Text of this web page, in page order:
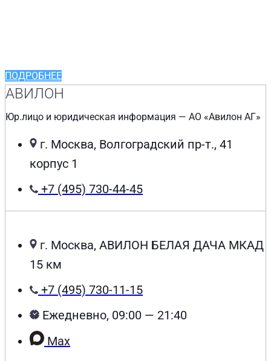
ПОДРОБНЕЕ
АВИЛОН
Юр.лицо и юридическая информация — АО «Авилон АГ»
г. Москва, Волгоградский пр-т., 41
корпус 1
+7 (495) 730-44-45
г. Москва, АВИЛОН БЕЛАЯ ДАЧА МКАД
15 км
+7 (495) 730-11-15
Ежедневно, 09:00 — 21:40
Max